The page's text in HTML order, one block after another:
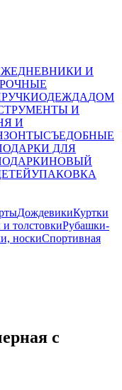
И
РУЧКИОДЕЖДАДОМ
И
И
ЗОНТЫСЪЕДОБНЫЕ
ДЛЯ
НОВЫЙ
УПАКОВКА
ДождевикиКуртки
толстовкиРубашки-
носкиСпортивная
с